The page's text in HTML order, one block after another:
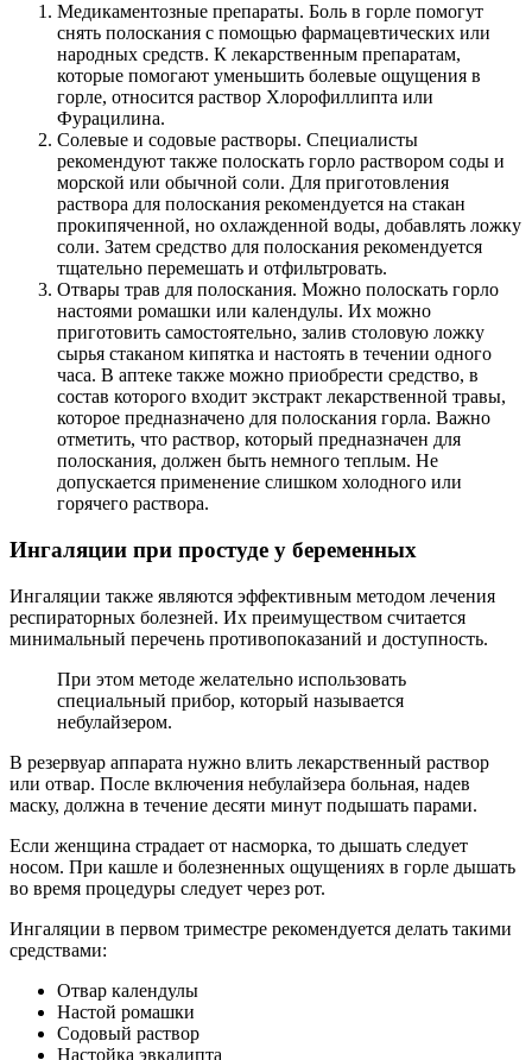
Медикаментозные препараты. Боль в горле помогут
снять полоскания с помощью фармацевтических или
народных средств. К лекарственным препаратам,
которые помогают уменьшить болевые ощущения в
горле, относится раствор Хлорофиллипта или
Фурацилина.
Солевые и содовые растворы. Специалисты
рекомендуют также полоскать горло раствором соды и
морской или обычной соли. Для приготовления
раствора для полоскания рекомендуется на стакан
прокипяченной, но охлажденной воды, добавлять ложку
соли. Затем средство для полоскания рекомендуется
тщательно перемешать и отфильтровать.
Отвары трав для полоскания. Можно полоскать горло
настоями ромашки или календулы. Их можно
приготовить самостоятельно, залив столовую ложку
сырья стаканом кипятка и настоять в течении одного
часа. В аптеке также можно приобрести средство, в
состав которого входит экстракт лекарственной травы,
которое предназначено для полоскания горла. Важно
отметить, что раствор, который предназначен для
полоскания, должен быть немного теплым. Не
допускается применение слишком холодного или
горячего раствора.
Ингаляции при простуде у беременных
Ингаляции также являются эффективным методом лечения
респираторных болезней. Их преимуществом считается
минимальный перечень противопоказаний и доступность.
При этом методе желательно использовать
специальный прибор, который называется
небулайзером.
В резервуар аппарата нужно влить лекарственный раствор
или отвар. После включения небулайзера больная, надев
маску, должна в течение десяти минут подышать парами.
Если женщина страдает от насморка, то дышать следует
носом. При кашле и болезненных ощущениях в горле дышать
во время процедуры следует через рот.
Ингаляции в первом триместре рекомендуется делать такими
средствами:
Отвар календулы
Настой ромашки
Содовый раствор
Настойка эвкалипта